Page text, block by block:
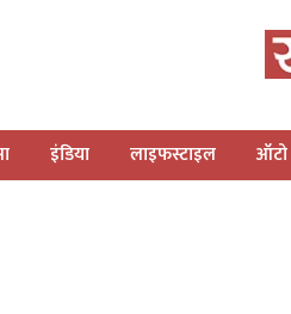
इंडिया लाइफस्टाइल